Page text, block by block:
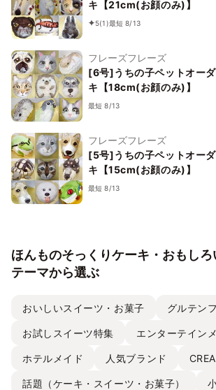
キ【21cm(お顔のみ)】
5(1)最短 8/13
フレーズフレーズ
[6号]うちの子ペットオー
キ【18cm(お顔のみ)】
最短 8/13
フレーズフレーズ
[5号]うちの子ペットオー
キ【15cm(お顔のみ)】
最短 8/13
ほんものそっくりケーキ・おもし
テーマから選ぶ
おいしいスイーツ・お菓子 グルテン
お試しスイーツ特集 エンターテイン
ホテルメイド 人気ブランド CREA
話題（ケーキ・スイーツ・お菓子）